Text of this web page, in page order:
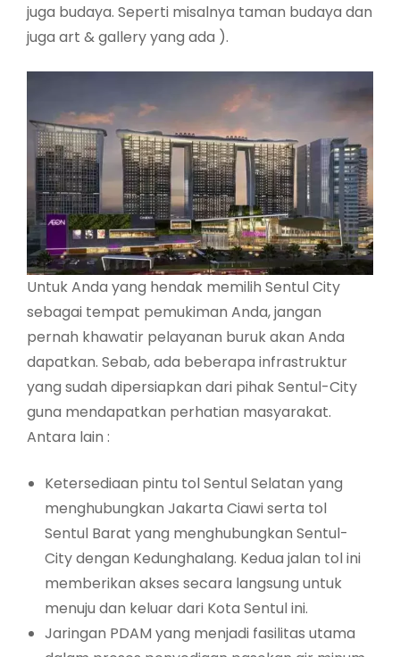
juga budaya. Seperti misalnya taman budaya dan
juga art & gallery yang ada ).
Untuk Anda yang hendak memilih Sentul City
sebagai tempat pemukiman Anda, jangan
pernah khawatir pelayanan buruk akan Anda
dapatkan. Sebab, ada beberapa infrastruktur
yang sudah dipersiapkan dari pihak Sentul-City
guna mendapatkan perhatian masyarakat.
Antara lain :
Ketersediaan pintu tol Sentul Selatan yang
menghubungkan Jakarta Ciawi serta tol
Sentul Barat yang menghubungkan Sentul-
City dengan Kedunghalang. Kedua jalan tol ini
memberikan akses secara langsung untuk
menuju dan keluar dari Kota Sentul ini.
Jaringan PDAM yang menjadi fasilitas utama